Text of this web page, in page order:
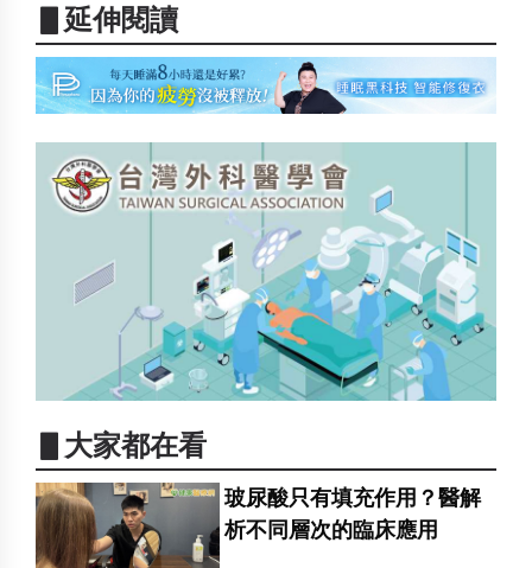
▋延伸閱讀
▋大家都在看
玻尿酸只有填充作用？醫解
析不同層次的臨床應用